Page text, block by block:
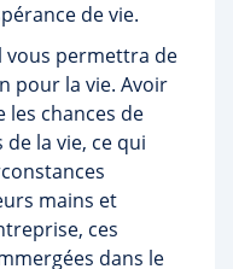
de vie.
vous permettra de
pour la vie. Avoir
chances de
la vie, ce qui
mains et
ces
dans le